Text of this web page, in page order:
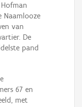
Naamlooze
van
De
pand
67 en
met